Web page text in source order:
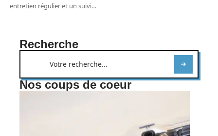
entretien régulier et un suivi…
Recherche
Nos coups de coeur